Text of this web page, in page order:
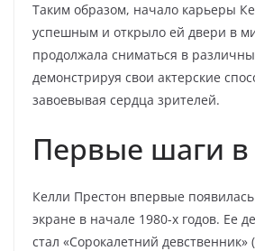
Таким образом, начало карьеры
успешным и открыло ей двери в
продолжала сниматься в
демонстрируя свои актерские
завоевывая сердца зрителей.
Первые шаги в
Келли Престон впервые
экране в начале 1980-х годов. Ее
стал «Сорокалетний девственник»